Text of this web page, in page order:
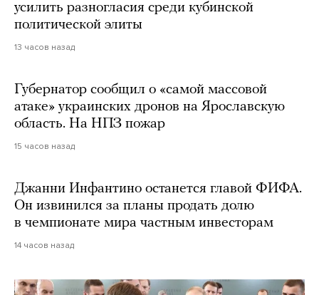
усилить разногласия среди кубинской
политической элиты
13 часов назад
Губернатор сообщил о «самой массовой
атаке» украинских дронов на Ярославскую
область. На НПЗ пожар
15 часов назад
Джанни Инфантино останется главой ФИФА.
Он извинился за планы продать долю
в чемпионате мира частным инвесторам
14 часов назад